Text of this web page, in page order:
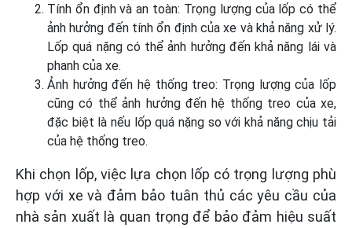
Tính ổn định và an toàn: Trọng lượng của lốp có thể
ảnh hưởng đến tính ổn định của xe và khả năng xử lý.
Lốp quá nặng có thể ảnh hưởng đến khả năng lái và
phanh của xe.
Ảnh hưởng đến hệ thống treo: Trọng lượng của lốp
cũng có thể ảnh hưởng đến hệ thống treo của xe,
đặc biệt là nếu lốp quá nặng so với khả năng chịu tải
của hệ thống treo.
Khi chọn lốp, việc lựa chọn lốp có trọng lượng phù
hợp với xe và đảm bảo tuân thủ các yêu cầu của
nhà sản xuất là quan trọng để bảo đảm hiệu suất